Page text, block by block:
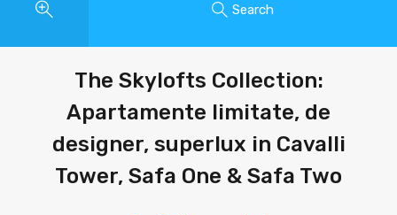
Search
The Skylofts Collection:
Apartamente limitate, de
designer, superlux in Cavalli
Tower, Safa One & Safa Two